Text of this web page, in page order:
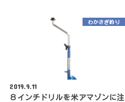
わかさぎ釣り
2019.9.11
８インチドリルを米アマゾンに注